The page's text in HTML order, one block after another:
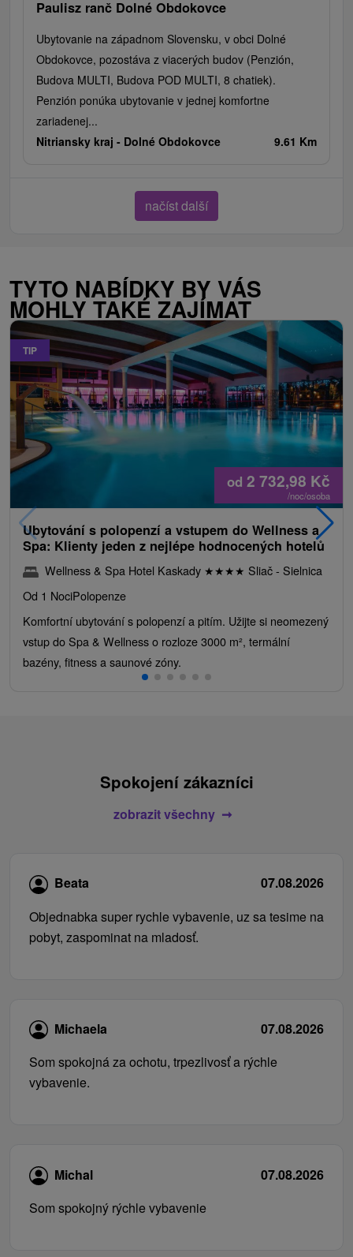
Paulisz ranč Dolné Obdokovce
Ubytovanie na západnom Slovensku, v obci Dolné
Obdokovce, pozostáva z viacerých budov (Penzión,
Budova MULTI, Budova POD MULTI, 8 chatiek).
Penzión ponúka ubytovanie v jednej komfortne
zariadenej...
Nitriansky kraj - Dolné Obdokovce 9.61 Km
načíst další
TYTO NABÍDKY BY VÁS
MOHLY TAKÉ ZAJÍMAT
TIP
od 2 732,98 Kč
/noc/osoba
Ubytování s polopenzí a vstupem do Wellness a
Spa: Klienty jeden z nejlépe hodnocených hotelů
Wellness & Spa Hotel Kaskady ★★★★ Sliač - Sielnica
Od 1 NociPolopenze
Komfortní ubytování s polopenzí a pitím. Užijte si neomezený
vstup do Spa & Wellness o rozloze 3000 m², termální
bazény, fitness a saunové zóny.
Spokojení zákazníci
zobrazit všechny
Beata
07.08.2026
Objednabka super rychle vybavenie, uz sa tesime na
pobyt, zaspominat na mladosť.
Michaela
07.08.2026
Som spokojná za ochotu, trpezlivosť a rýchle
vybavenie.
Michal
07.08.2026
Som spokojný rýchle vybavenie